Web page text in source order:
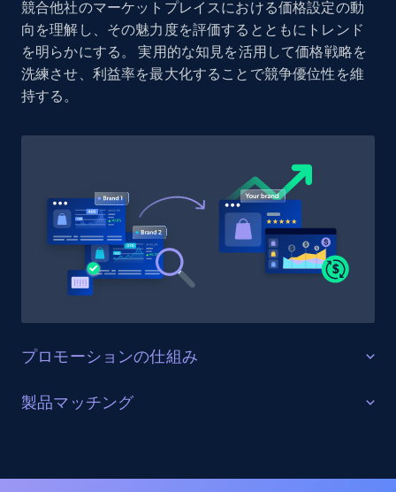
Reviews count shop, Reviews count item, Initial
price, and more.
1.9K+ 322+ 今すぐ始める
specified keywords
URL, Product id, Listing inventory id, Title, Rating,
Reviews count shop, Reviews count item, Initial
price, and more.
Etsy - Collects data from shop's URL
競合他社のマーケットプレイスにおける価格設定の動
向を理解し、その魅力度を評価するとともにトレンド
を明らかにする。 実用的な知見を活用して価格戦略を
洗練させ、利益率を最大化することで競争優位性を維
持する。
プロモーションの仕組み
販売を最適化する
測定する。効果的なプロモーション戦術と新興トレン
製品マッチング
SKUやバリエーションを複数チャネルで最適化し、製品